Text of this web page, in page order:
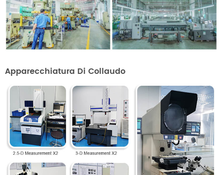
Apparecchiatura Di Collaudo